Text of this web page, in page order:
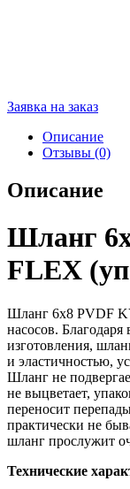
Заявка на заказ
Описание
Отзывы (0)
Описание
Шланг
FLEX
Шланг 6х8 PVDF
насосов.
изготовления,
и эластичностью,
Шланг не
не выцветает,
переносит
практически не
шланг прослужит
Технические